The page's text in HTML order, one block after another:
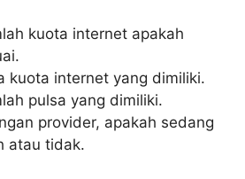
kuota internet apakah
kuota internet yang dimiliki.
pulsa yang dimiliki.
provider, apakah sedang
atau tidak.